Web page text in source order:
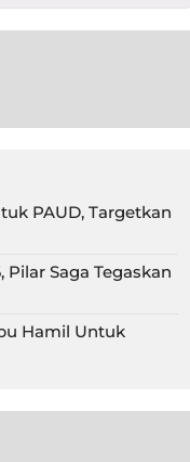
PAUD, Targetkan
Saga Tegaskan
Hamil Untuk